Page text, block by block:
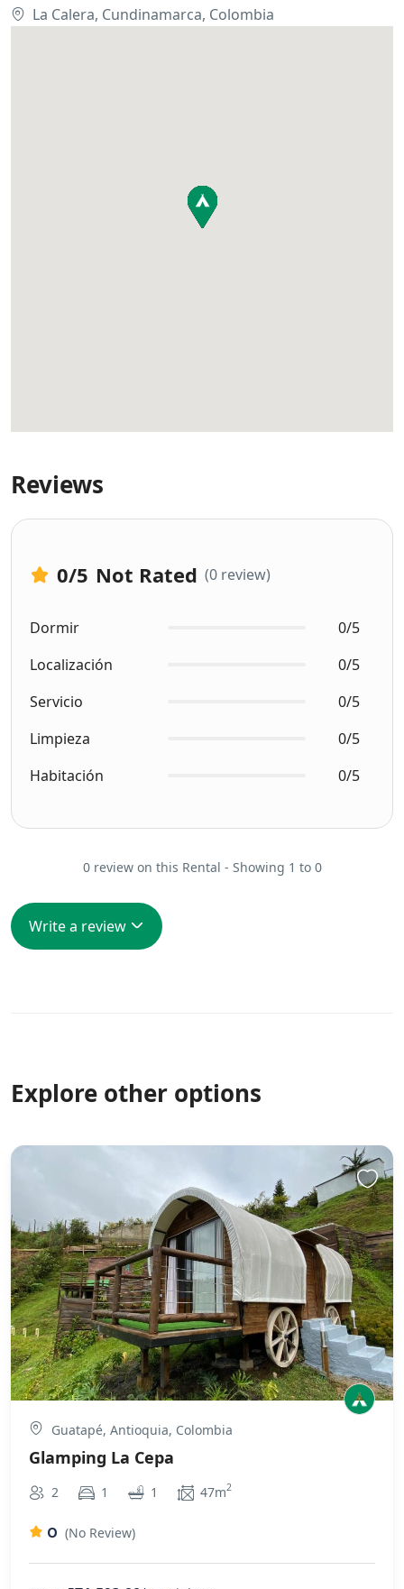
La Calera, Cundinamarca, Colombia
Reviews
0/5 Not Rated (0 review)
Dormir
0/5
Localización
0/5
Servicio
0/5
Limpieza
0/5
Habitación
0/5
0 review on this Rental - Showing 1 to 0
Write a review
Explore other options
Guatapé, Antioquia, Colombia
Glamping La Cepa
2 1 1 47m2
0 (No Review)